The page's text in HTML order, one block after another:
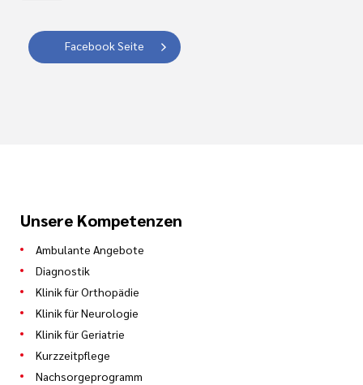
Facebook Seite
Unsere Kompetenzen
Ambulante Angebote
Diagnostik
Klinik für Orthopädie
Klinik für Neurologie
Klinik für Geriatrie
Kurzzeitpflege
Nachsorgeprogramm